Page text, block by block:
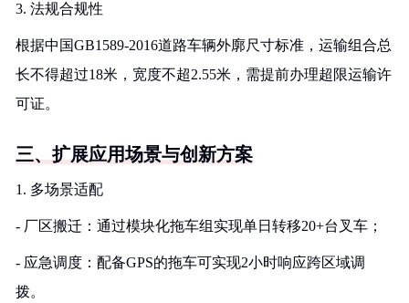
3. 法规合规性
根据中国GB1589-2016道路车辆外廓尺寸标准，运输组合总
长不得超过18米，宽度不超2.55米，需提前办理超限运输许
可证。
三、扩展应用场景与创新方案
1. 多场景适配
- 厂区搬迁：通过模块化拖车组实现单日转移20+台叉车；
- 应急调度：配备GPS的拖车可实现2小时响应跨区域调
拨。